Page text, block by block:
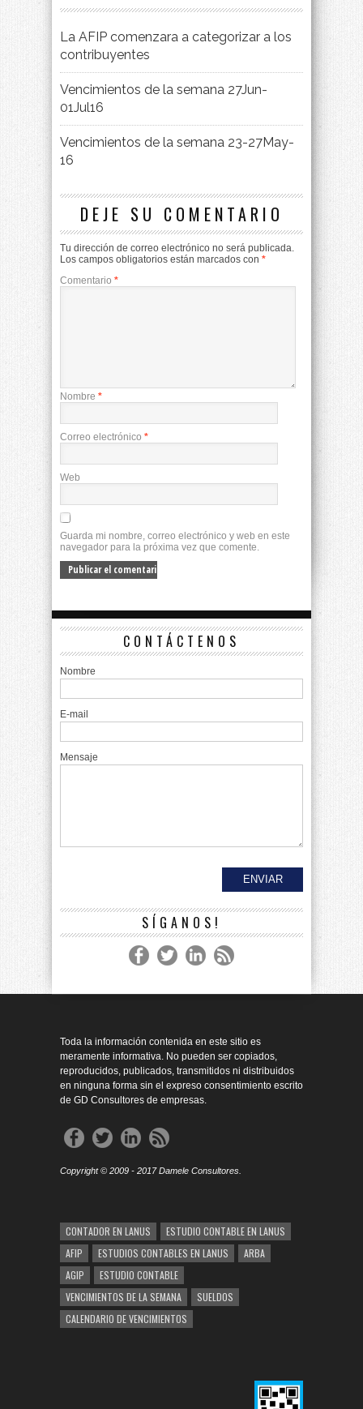
La AFIP comenzara a categorizar a los
contribuyentes
Vencimientos de la semana 27Jun-
01Jul16
Vencimientos de la semana 23-27May-
16
DEJE SU COMENTARIO
Tu dirección de correo electrónico no será publicada.
Los campos obligatorios están marcados con *
Comentario *
Nombre *
Correo electrónico *
Web
Guarda mi nombre, correo electrónico y web en este
navegador para la próxima vez que comente.
CONTÁCTENOS
Nombre
E-mail
Mensaje
SÍGANOS!
Toda la información contenida en este sitio es
meramente informativa. No pueden ser copiados,
reproducidos, publicados, transmitidos ni distribuidos
en ninguna forma sin el expreso consentimiento escrito
de GD Consultores de empresas.
Copyright © 2009 - 2017 Damele Consultores.
CONTADOR EN LANUS
ESTUDIO CONTABLE EN LANUS
AFIP
ESTUDIOS CONTABLES EN LANUS
ARBA
AGIP
ESTUDIO CONTABLE
VENCIMIENTOS DE LA SEMANA
SUELDOS
CALENDARIO DE VENCIMIENTOS